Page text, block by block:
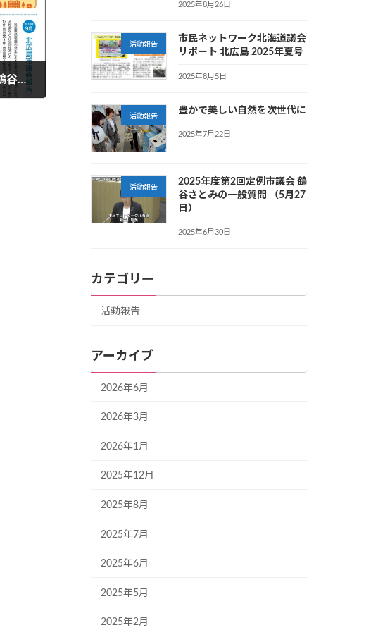
市民ネットワーク北海道 北広島版 鶴谷さとみ 田辺ゆう子の議会リポート 2018年秋冬号
2025年8月26日
活動報告
市民ネットワーク北海道議会
リポート 北広島 2025年夏号
2025年8月5日
活動報告
豊かで美しい自然を次世代に
2025年7月22日
活動報告
2025年度第2回定例市議会 鶴
谷さとみの一般質問 （5月27
日）
2025年6月30日
カテゴリー
活動報告
アーカイブ
2026年6月
2026年3月
2026年1月
2025年12月
2025年8月
2025年7月
2025年6月
2025年5月
2025年2月